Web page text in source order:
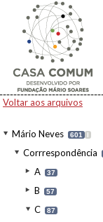
Voltar aos arquivos
Mário Neves 601 I
Corrrespondência
A 37
B 57
C 87